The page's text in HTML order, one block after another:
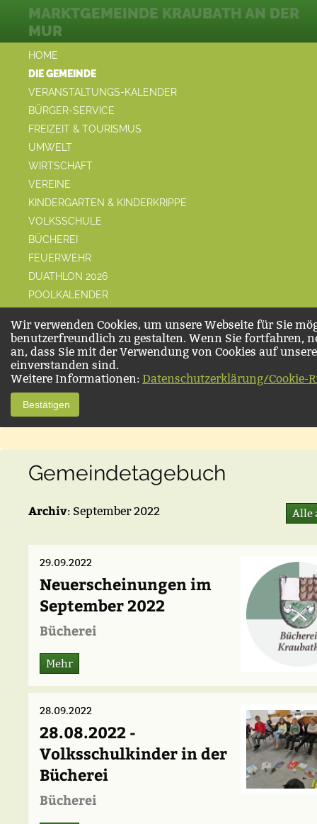
HOME
DIE GEMEINDE
VERANSTALTUNGS-KALENDER
BÜRGER-SERVICE
FREIZEIT & TOURISMUS
UMWELT
WIRTSCHAFT
VEREINE
KINDERGARTEN & KINDERKRIPPE
VOLKSSCHULE
BÜCHEREI
FEUERWEHR
DUATHLON 2026
POOLKALENDER
MARKTGEMEINDE KRAUBATH AN DER
MUR
Wir verwenden Cookies, um unsere Webseite für Sie
benutzerfreundlich zu gestalten. Wenn Sie fortfahren,
an, dass Sie mit der Verwendung von Cookies auf
einverstanden sind.
Weitere Informationen: Datenschutzerklärung/Cookie-
Bestätigen
Gemeindetagebuch
Archiv: September 2022 Alle
29.09.2022
Neuerscheinungen im
September 2022
Bücherei
Mehr
28.09.2022
28.08.2022 -
Volksschulkinder in der
Bücherei
Bücherei